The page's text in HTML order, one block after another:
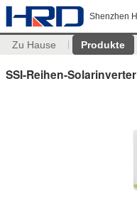
Shenzhen
Zu Hause Produkte
SSI-Reihen-